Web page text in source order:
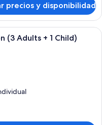
precios y disponibilidad
habitación moderna con una
(3 Adults + 1 Child)